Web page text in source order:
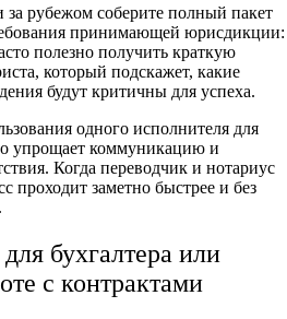
рубежом соберите полный пакет
принимающей юрисдикции:
полезно получить краткую
который подскажет, какие
будут критичны для успеха.
одного исполнителя для
упрощает коммуникацию и
Когда переводчик и нотариус
проходит заметно быстрее и без
бухгалтера или
с контрактами